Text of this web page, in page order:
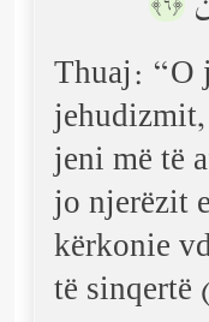
Thuaj: “O
jeni më të
jo njerëzit
kërkonie
të sinqertë